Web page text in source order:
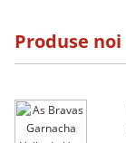
Produse noi